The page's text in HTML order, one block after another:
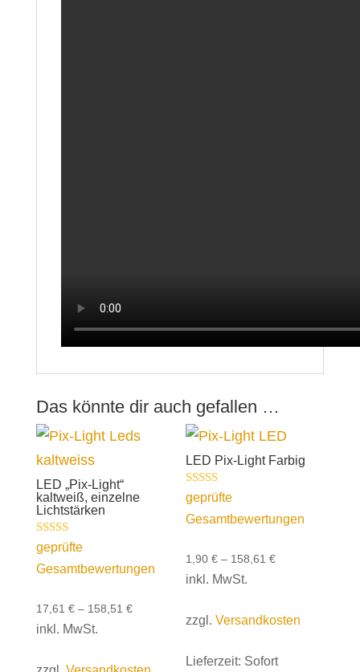
Das könnte dir auch gefallen …
LED „Pix-Light“
kaltweiß, einzelne
Lichtstärken
Bewertet mit
5.00
von 5
geprüfte
Gesamtbewertungen
17,61 €– 158,51 €
inkl. MwSt.
LED Pix-Light Farbig
Bewertet mit
5.00
von 5
geprüfte
Gesamtbewertungen
1,90€ – 158,61€
inkl. MwSt.
zzgl.Versandkosten
Lieferzeit: Sofort